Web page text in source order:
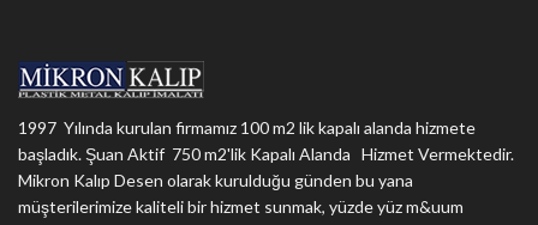
1997 Yılında kurulan firmamız 100 m2 lik kapalı alanda hizmete
başladık. Şuan Aktif 750 m2'lik Kapalı Alanda Hizmet Vermektedir.
Mikron Kalıp Desen olarak kurulduğu günden bu yana
müşterilerimize kaliteli bir hizmet sunmak, yüzde yüz m&uum